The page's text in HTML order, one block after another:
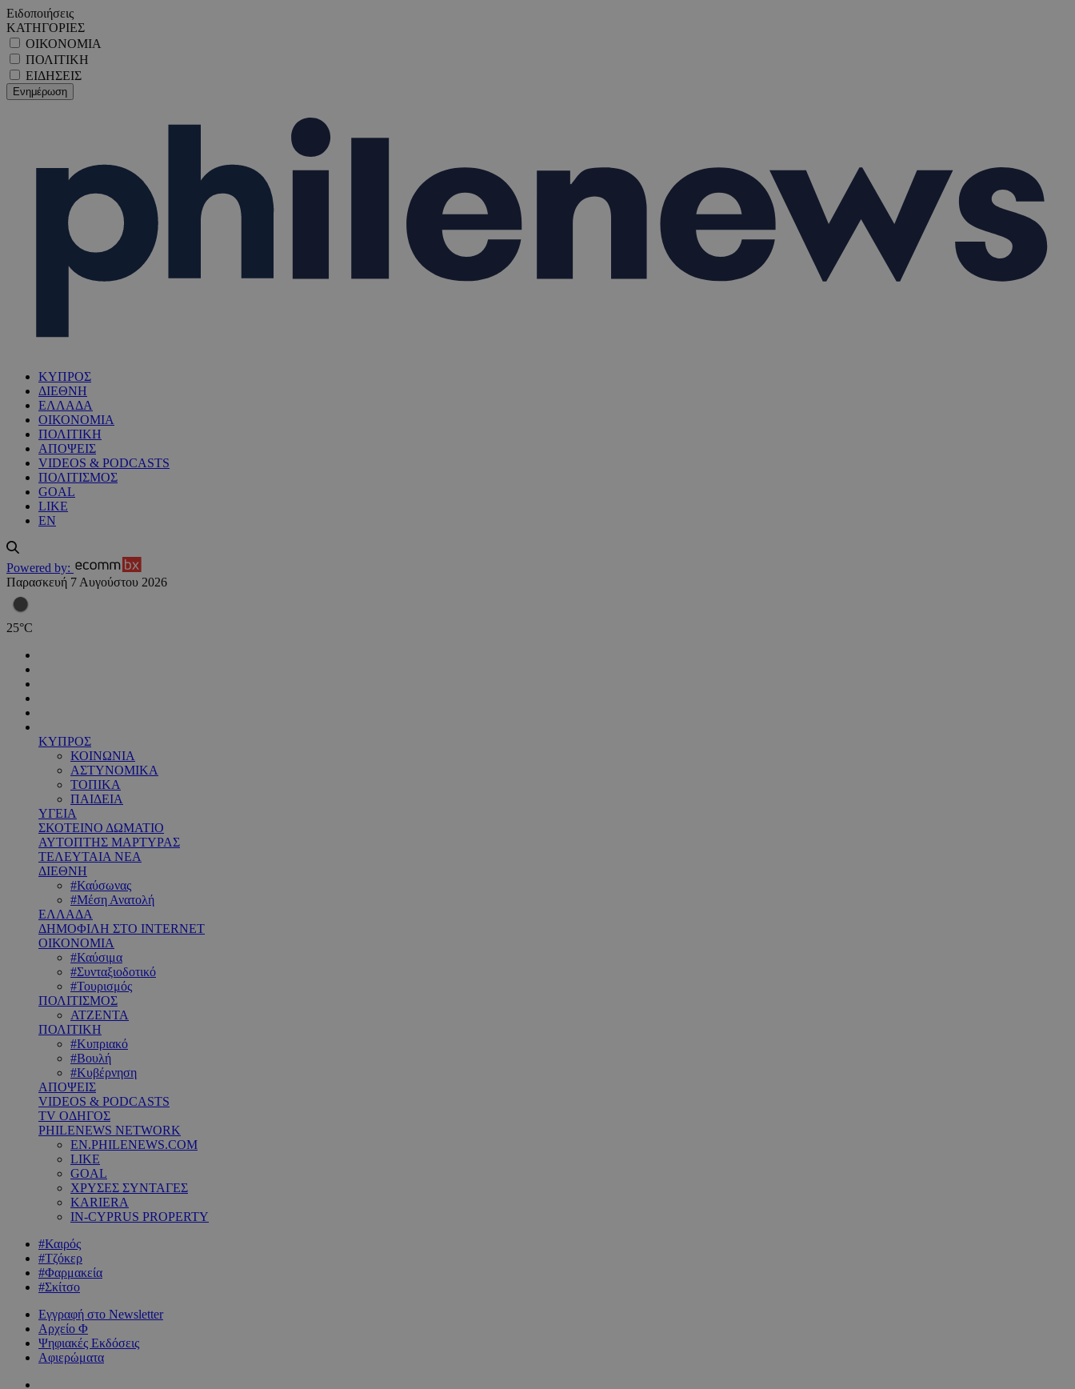
Ειδοποιήσεις
ΚΑΤΗΓΟΡΙΕΣ
ΟΙΚΟΝΟΜΙΑ
ΠΟΛΙΤΙΚΗ
ΕΙΔΗΣΕΙΣ
ΚΥΠΡΟΣ
ΔΙΕΘΝΗ
ΕΛΛΑΔΑ
ΟΙΚΟΝΟΜΙΑ
ΠΟΛΙΤΙΚΗ
ΑΠΟΨΕΙΣ
VIDEOS & PODCASTS
ΠΟΛΙΤΙΣΜΟΣ
GOAL
LIKE
EN
Powered by:
Παρασκευή 7 Αυγούστου 2026
25°C
ΚΥΠΡΟΣ
ΚΟΙΝΩΝΙΑ
ΑΣΤΥΝΟΜΙΚΑ
ΤΟΠΙΚΑ
ΠΑΙΔΕΙΑ
ΥΓΕΙΑ
ΣΚΟΤΕΙΝΟ ΔΩΜΑΤΙΟ
ΑΥΤΟΠΤΗΣ ΜΑΡΤΥΡΑΣ
ΤΕΛΕΥΤΑΙΑ ΝΕΑ
ΔΙΕΘΝΗ
#Καύσωνας
#Μέση Ανατολή
ΕΛΛΑΔΑ
ΔΗΜΟΦΙΛΗ ΣΤΟ INTERNET
ΟΙΚΟΝΟΜΙΑ
#Καύσιμα
#Συνταξιοδοτικό
#Τουρισμός
ΠΟΛΙΤΙΣΜΟΣ
ΑΤΖΕΝΤΑ
ΠΟΛΙΤΙΚΗ
#Κυπριακό
#Βουλή
#Κυβέρνηση
ΑΠΟΨΕΙΣ
VIDEOS & PODCASTS
TV ΟΔΗΓΟΣ
PHILENEWS NETWORK
EN.PHILENEWS.COM
LIKE
GOAL
ΧΡΥΣΕΣ ΣΥΝΤΑΓΕΣ
KARIERA
IN-CYPRUS PROPERTY
#Καιρός
#Τζόκερ
#Φαρμακεία
#Σκίτσο
Εγγραφή στο Newsletter
Αρχείο Φ
Ψηφιακές Εκδόσεις
Αφιερώματα